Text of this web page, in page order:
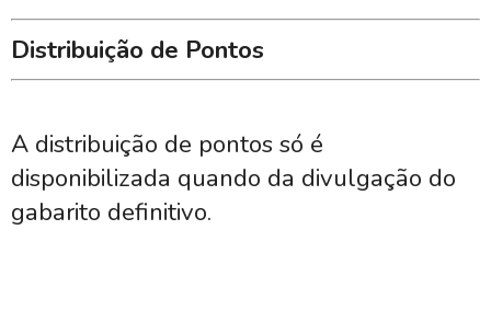
Distribuição de Pontos
A distribuição de pontos só é
disponibilizada quando da divulgação do
gabarito definitivo.